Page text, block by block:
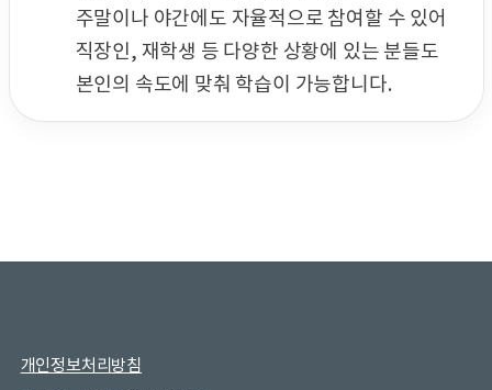
주말이나 야간에도 자율적으로 참여할 수 있어
직장인, 재학생 등 다양한 상황에 있는 분들도
본인의 속도에 맞춰 학습이 가능합니다.
개인정보처리방침